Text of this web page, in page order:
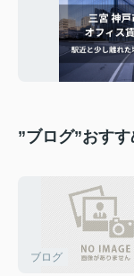
”ブログ”おす
ブログ